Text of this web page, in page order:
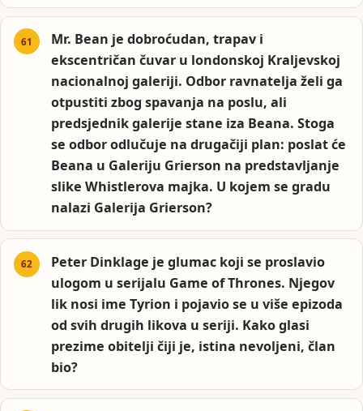
Mr. Bean je dobroćudan, trapav i
ekscentričan čuvar u londonskoj Kraljevskoj
nacionalnoj galeriji. Odbor ravnatelja želi ga
otpustiti zbog spavanja na poslu, ali
predsjednik galerije stane iza Beana. Stoga
se odbor odlučuje na drugačiji plan: poslat će
Beana u Galeriju Grierson na predstavljanje
slike Whistlerova majka. U kojem se gradu
nalazi Galerija Grierson?
Peter Dinklage je glumac koji se proslavio
ulogom u serijalu Game of Thrones. Njegov
lik nosi ime Tyrion i pojavio se u više epizoda
od svih drugih likova u seriji. Kako glasi
prezime obitelji čiji je, istina nevoljeni, član
bio?